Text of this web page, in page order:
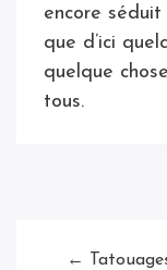
encore
que d’ici
quelque
tous.
←